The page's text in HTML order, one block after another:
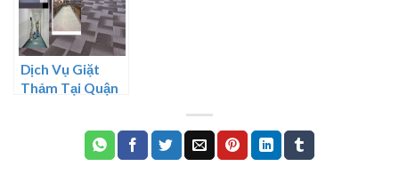
Dịch Vụ Giặt
Thảm Tại Quận